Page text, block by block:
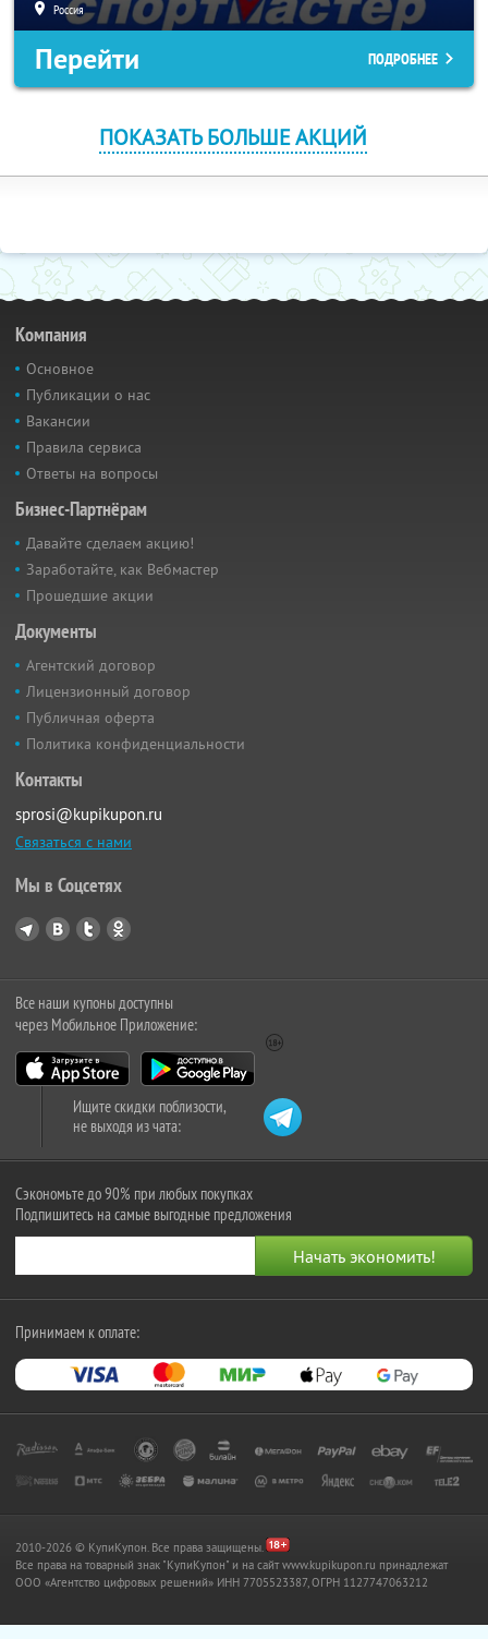
Россия
Перейти ПОДРОБНЕЕ
ПОКАЗАТЬ БОЛЬШЕ АКЦИЙ
Компания
Основное
Публикации о нас
Вакансии
Правила сервиса
Ответы на вопросы
Бизнес-Партнёрам
Давайте сделаем акцию!
Заработайте, как Вебмастер
Прошедшие акции
Документы
Агентский договор
Лицензионный договор
Публичная оферта
Политика конфиденциальности
Контакты
sprosi@kupikupon.ru
Связаться с нами
Мы в Соцсетях
Все наши купоны доступны
через Мобильное Приложение:
Ищите скидки поблизости,
не выходя из чата:
Сэкономьте до 90% при любых покупках
Подпишитесь на самые выгодные предложения
Принимаем к оплате:
2010-2026 © КупиКупон. Все права защищены.
Все права на товарный знак "КупиКупон" и на сайт www.kupikupon.ru принадлежат
OOO «Агентство цифровых решений» ИНН 7705523387, ОГРН 1127747063212